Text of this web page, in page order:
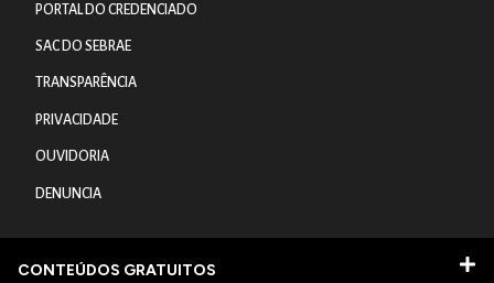
PORTAL DO CREDENCIADO
SAC DO SEBRAE
TRANSPARÊNCIA
PRIVACIDADE
OUVIDORIA
DENUNCIA
CONTEÚDOS GRATUITOS